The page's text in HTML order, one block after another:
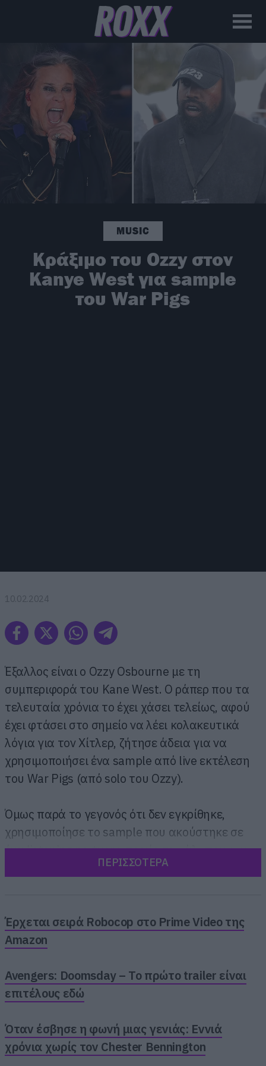
MUSIC
Κράξιμο του Ozzy στον
Kanye West για sample
του War Pigs
10.02.2024
Έξαλλος είναι ο Ozzy Osbourne με τη
συμπεριφορά του Kane West. Ο ράπερ που τα
τελευταία χρόνια το έχει χάσει τελείως, αφού
έχει φτάσει στο σημείο να λέει κολακευτικά
λόγια για τον Χίτλερ, ζήτησε άδεια για να
χρησιμοποιήσει ένα sample από live εκτέλεση
του War Pigs (από solo του Ozzy).
Όμως παρά το γεγονός ότι δεν εγκρίθηκε,
χρησιμοποίησε το sample που ακούστηκε σε
ένα listening party για το νέο του άλμπουμ με
ΠΕΡΙΣΣΟΤΕΡΑ
Έρχεται σειρά Robocop στο Prime Video της
Amazon
Avengers: Doomsday – Το πρώτο trailer είναι
επιτέλους εδώ
Όταν έσβησε η φωνή μιας γενιάς: Εννιά
χρόνια χωρίς τον Chester Bennington